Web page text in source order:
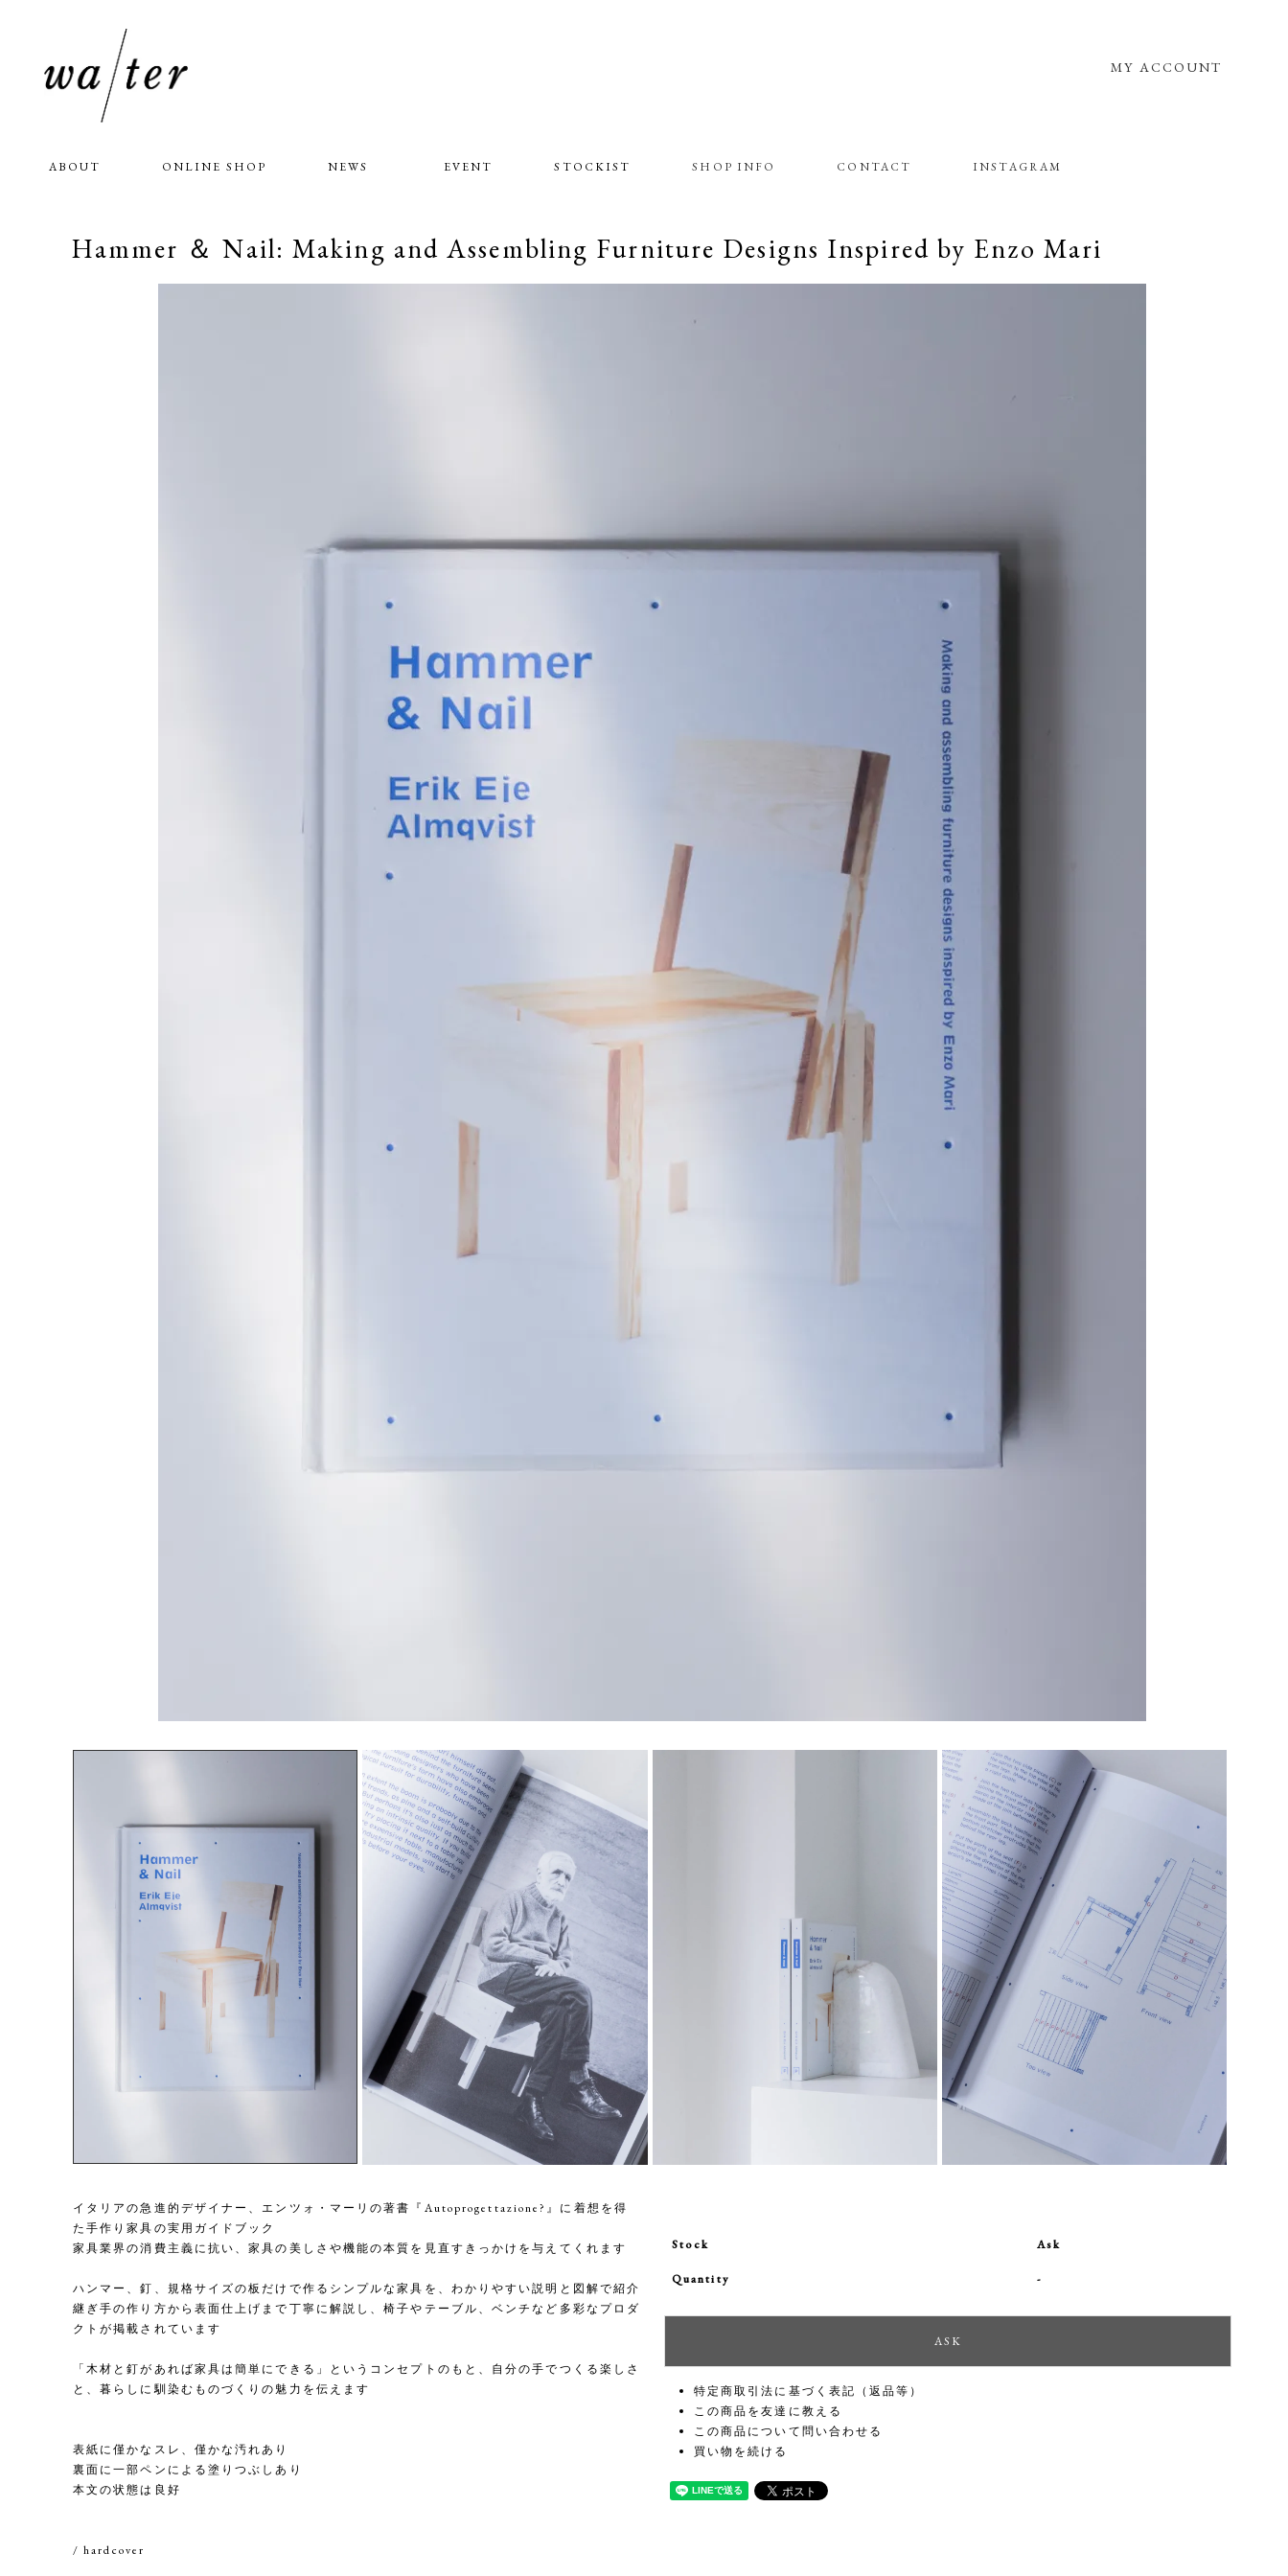
MY ACCOUNT
ABOUT ONLINE SHOP NEWS EVENT STOCKIST SHOP INFO CONTACT INSTAGRAM
Hammer ＆ Nail: Making and Assembling Furniture Designs Inspired by Enzo Mari
イタリアの急進的デザイナー、エンツォ・マーリの著書『Autoprogettazione?』に着想を得
た手作り家具の実用ガイドブック
家具業界の消費主義に抗い、家具の美しさや機能の本質を見直すきっかけを与えてくれます
ハンマー、釘、規格サイズの板だけで作るシンプルな家具を、わかりやすい説明と図解で紹介
継ぎ手の作り方から表面仕上げまで丁寧に解説し、椅子やテーブル、ベンチなど多彩なプロダ
クトが掲載されています
「木材と釘があれば家具は簡単にできる」というコンセプトのもと、自分の手でつくる楽しさ
と、暮らしに馴染むものづくりの魅力を伝えます
表紙に僅かなスレ、僅かな汚れあり
裏面に一部ペンによる塗りつぶしあり
本文の状態は良好
/ hardcover
Stock Ask
Quantity -
特定商取引法に基づく表記（返品等）
この商品を友達に教える
この商品について問い合わせる
買い物を続ける